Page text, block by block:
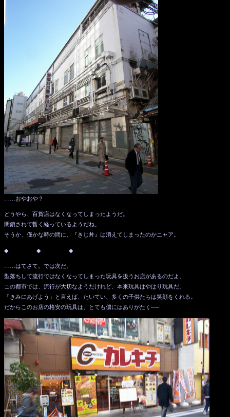
……おやおや？
どうやら、百貨店はなくなってしまったようだ。
閉鎖されて暫く経っているようだね。
そうか、僅かな時の間に、『きじ丼』は消えてしまったのかニャア。
◆ ◆ ◆
……はてさて。では次だ。
型落ちして流行ではなくなってしまった玩具を扱うお店があるのだよ。
この都市では、流行が大切なようだけれど、本来玩具はやはり玩具だ。
「きみにあげよう」と言えば、たいてい、多くの子供たちは笑顔をくれる。
だからこのお店の格安の玩具は、とても儂にはありがたく──